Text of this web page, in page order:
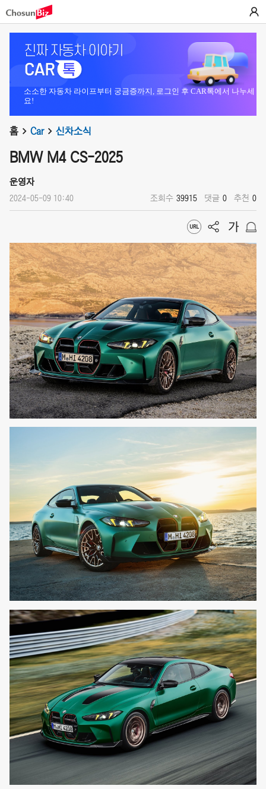
소소한 자동차 라이프부터 궁금증까지, 로그인 후 CAR톡에서 나누세
요!
홈 Car 신차소식
BMW M4 CS-2025
운영자
2024-05-09 10:40 조회수 39915 댓글 0 추천 0